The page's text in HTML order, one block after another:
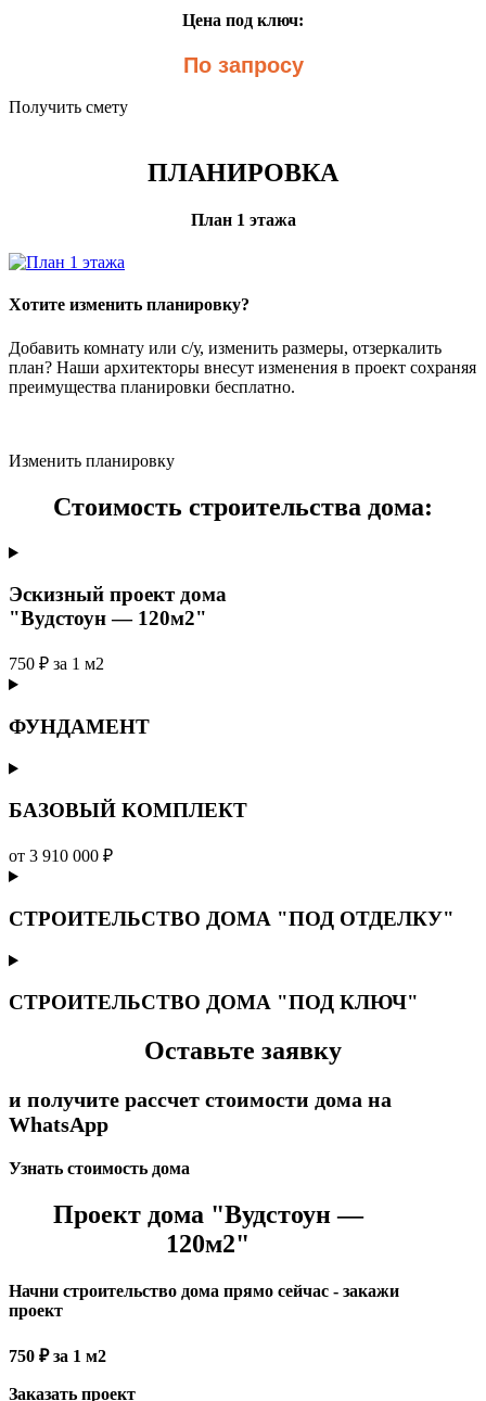
Цена под ключ:
По запросу
Получить смету
ПЛАНИРОВКА
План 1 этажа
Хотите изменить планировку?
Добавить комнату или с/у, изменить размеры, отзеркалить
план? Наши архитекторы внесут изменения в проект сохраняя
преимущества планировки бесплатно.
Изменить планировку
Стоимость строительства дома:
Эскизный проект дома
"Вудстоун — 120м2"
750 ₽ за 1 м2
ФУНДАМЕНТ
БАЗОВЫЙ КОМПЛЕКТ
от 3 910 000 ₽
СТРОИТЕЛЬСТВО ДОМА "ПОД ОТДЕЛКУ"
СТРОИТЕЛЬСТВО ДОМА "ПОД КЛЮЧ"
Оставьте заявку
и получите рассчет стоимости дома на
WhatsApp
Узнать стоимость дома
Проект дома "Вудстоун —
120м2"
Начни строительство дома прямо сейчас - закажи
проект
750 ₽ за 1 м2
Заказать проект